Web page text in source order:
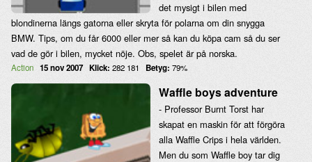
det mysigt i bilen med
blondinerna längs gatorna eller skryta för polarna om din snygga
BMW. Tips, om du får 6000 eller mer så kan du köpa cam så du ser
vad de gör i bilen, mycket nöje. Obs, spelet är på norska.
Action 15 nov 2007 Klick: 282 181 Betyg: 79%
Waffle boys adventure
- Professor Burnt Torst har
skapat en maskin för att förgöra
alla Waffle Crips i hela världen.
Men du som Waffle boy tar dig